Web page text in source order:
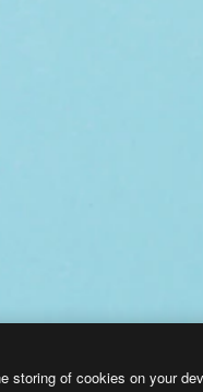
storing of cookies on your